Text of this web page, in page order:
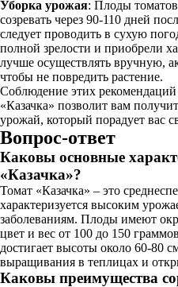
Уборка урожая: Плоды
созревать через 90-110 дней
следует проводить в сухую
полной зрелости и приобрели
лучше осуществлять вручную,
чтобы не повредить растение.
Соблюдение этих рекомендаций
«Казачка» позволит вам
урожай, который порадует вас
Вопрос-ответ
Каковы основные
«Казачка»?
Томат «Казачка» – это
характеризуется высоким
заболеваниям. Плоды имеют
цвет и вес от 100 до 150
достигает высоты около 60-80
выращивания в теплицах и
Каковы преимущества